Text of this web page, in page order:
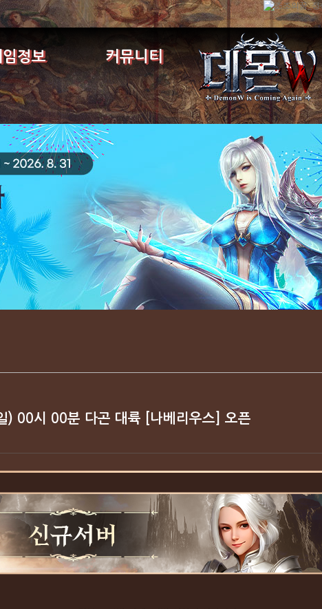
임정보 커뮤니티
) 00시 00분 다곤 대륙 [나베리우스] 오픈